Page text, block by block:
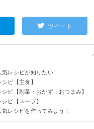
ツイート
気レシピが知りたい！
ピ【主食】
1052件】ダイエットに！豆腐丼
1001件】豆腐そぼろの三食丼
1113件】豆腐と卵のふわふわ丼
3794件】子供が喜ぶ！豆腐で分厚いホ
5933件】豆腐の食パン
1964件】豆腐とキャベツのお好み焼き
1241件】ダイエットに！豆腐とおから
ピ【副菜・おかず・おつまみ】
9217件】こってり味の豆腐ステーキ
1855件】本格麻婆豆腐
2140件】肉不使用の豆腐ハンバーグ
1410件】豆腐のすき焼き風煮【動画】
1678件】豆腐の卵寄せあんかけ
1660件】豆腐グラタン
1053件】えびとブロッコリーのうま塩
1355件】とろける湯豆腐
6445件】豚バラの肉豆腐【動画】
1331件】塩麻婆豆腐
1993件】ゴーヤチャンプル【動画】
1425件】チーズの温やっこ【動画】
1421件】手作りがんもどき
1316件】豆腐入りシュウマイ【動画】
2688件】炒り豆腐【動画】
4474件】日本酒のおつまみに！揚げ出
2622件】子供も食べれる！辛くない麻
4475件】鶏ひき肉の豆腐ハンバーグ【
8672件】ほうれん草の白和え【動画】
1272件】豆腐と長いものトロトロ焼き
1732件】豆腐と鶏ひき肉のからあげ
2892件】豆腐の鶏そぼろあんかけ【動
2806件】肉豆腐
2795件】豆腐の肉みそグラタン【動画
2211件】豆腐のステーキ
2139件】豆腐のチキンナゲット【動画
1452件】豆乳とチーズの温やっこ
7783件】麻婆豆腐
2517件】あんかけで温まる！白菜と豆
1769件】ひき肉と豆腐の煮込み
6051件】甘辛豆腐の卵とじ【動画】
3989件】豆腐とツナのナゲット【動画
1691件】豆腐と豚ひき肉のハンバーグ
5615件】水菜と豆腐のサラダ【動画】
1395件】豆腐とアボカドのサラダ【動
5720件】子供も食べやすい！モチモチ
2824件】豆腐と卵の納豆グラタン
1459件】豆腐のなめこあん
2219件】豆腐入り鶏つくね【動画】
1245件】豆腐の海苔巻き甘辛焼き【動
ピ【スープ】
4560件】豆腐ともやしあん【動画】
2462件】スンドゥブチゲ【動画】
1130件】サバ缶を使った冷や汁【動画
気レシピを作ってみよう！